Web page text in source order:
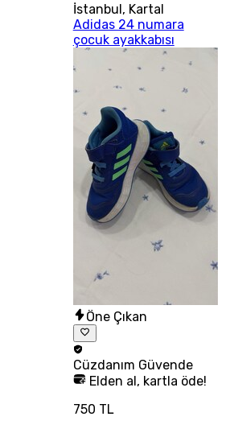
İstanbul, Kartal
Adidas 24 numara
çocuk ayakkabısı
Öne Çıkan
Cüzdanım Güvende
Elden al, kartla öde!
750 TL